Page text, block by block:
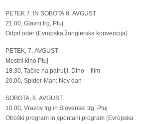
PETEK 7. IN SOBOTA 8. AVGUST
21.00, Glavni trg, Ptuj
Odprt oder (Evropska žonglerska konvencija)
PETEK, 7. AVGUST
Mestni kino Ptuj
18.30, Tačke na patrulji: Dino – film
20.00, Spider-Man: Nov dan
SOBOTA, 8. AVGUST
10.00, Vrazov trg in Slovenski trg, Ptuj
Otroški program in spontani program (Evropska